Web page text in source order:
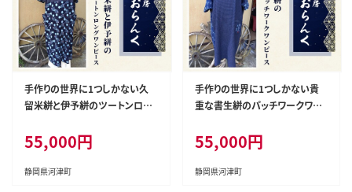
手作りの世界に1つしかない久
留米絣と伊予絣のツートンロン
55,000円
静岡県河津町
手作りの世界に1つしかない貴
重な書生絣のパッチワークワン
55,000円
静岡県河津町